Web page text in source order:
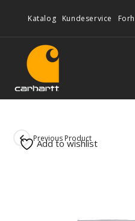
Katalog Kundeservice
Previous Product
Add to wishlist